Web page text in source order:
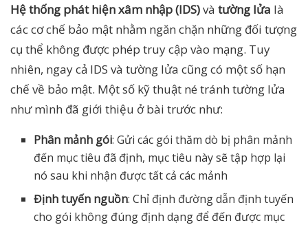
Hệ thống phát hiện xâm nhập (IDS)và tường lửa là
các cơ chế bảo mật nhằm ngăn chặn những đối tượng
cụ thể không được phép truy cập vào mạng. Tuy
nhiên, ngay cả IDS và tường lửa cũng có một số hạn
chế về bảo mật. Một số kỹ thuật né tránh tường lửa
như mình đã giới thiệu ở bài trước như:
Phân mảnh gói: Gửi các gói thăm dò bị phân mảnh
đến mục tiêu đã định, mục tiêu này sẽ tập hợp lại
nó sau khi nhận được tất cả các mảnh
Định tuyến nguồn: Chỉ định đường dẫn định tuyến
cho gói không đúng định dạng để đến được mục